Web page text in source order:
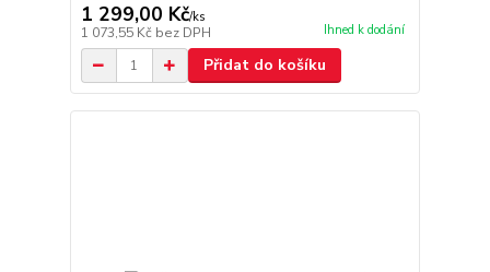
1 299,00 Kč/ks
1 073,55 Kč bez DPH Ihned k dodání
Přidat do košíku